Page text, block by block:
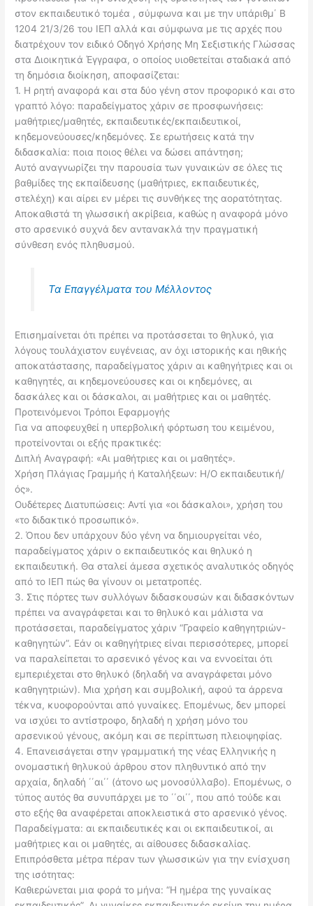
στον εκπαιδευτικό τομέα , σύμφωνα και με την υπάριθμ΄ Β
1204 21/3/26 του ΙΕΠ αλλά και σύμφωνα με τις αρχές που
διατρέχουν τον ειδικό Οδηγό Χρήσης Μη Σεξιστικής Γλώσσας
στα Διοικητικά Έγγραφα, ο οποίος υιοθετείται σταδιακά από
τη δημόσια διοίκηση, αποφασίζεται:
1. Η ρητή αναφορά και στα δύο γένη στον προφορικό και στο
γραπτό λόγο: παραδείγματος χάριν σε προσφωνήσεις:
μαθήτριες/μαθητές, εκπαιδευτικές/εκπαιδευτικοί,
κηδεμονεύουσες/κηδεμόνες. Σε ερωτήσεις κατά την
διδασκαλία: ποια ποιος θέλει να δώσει απάντηση;
Αυτό αναγνωρίζει την παρουσία των γυναικών σε όλες τις
βαθμίδες της εκπαίδευσης (μαθήτριες, εκπαιδευτικές,
στελέχη) και αίρει εν μέρει τις συνθήκες της αορατότητας.
Αποκαθιστά τη γλωσσική ακρίβεια, καθώς η αναφορά μόνο
στο αρσενικό συχνά δεν αντανακλά την πραγματική
σύνθεση ενός πληθυσμού.
Τα Επαγγέλματα του Μέλλοντος
Επισημαίνεται ότι πρέπει να προτάσσεται το θηλυκό, για
λόγους τουλάχιστον ευγένειας, αν όχι ιστορικής και ηθικής
αποκατάστασης, παραδείγματος χάριν αι καθηγήτριες και οι
καθηγητές, αι κηδεμονεύουσες και οι κηδεμόνες, αι
δασκάλες και οι δάσκαλοι, αι μαθήτριες και οι μαθητές.
Προτεινόμενοι Τρόποι Εφαρμογής
Για να αποφευχθεί η υπερβολική φόρτωση του κειμένου,
προτείνονται οι εξής πρακτικές:
Διπλή Αναγραφή: «Αι μαθήτριες και οι μαθητές».
Χρήση Πλάγιας Γραμμής ή Καταλήξεων: Η/Ο εκπαιδευτική/
ός».
Ουδέτερες Διατυπώσεις: Αντί για «οι δάσκαλοι», χρήση του
«το διδακτικό προσωπικό».
2. Όπου δεν υπάρχουν δύο γένη να δημιουργείται νέο,
παραδείγματος χάριν ο εκπαιδευτικός και θηλυκό η
εκπαιδευτική. Θα σταλεί άμεσα σχετικός αναλυτικός οδηγός
από το ΙΕΠ πώς θα γίνουν οι μετατροπές.
3. Στις πόρτες των συλλόγων διδασκουσών και διδασκόντων
πρέπει να αναγράφεται και το θηλυκό και μάλιστα να
προτάσσεται, παραδείγματος χάριν “Γραφείο καθηγητριών-
καθηγητών”. Εάν οι καθηγήτριες είναι περισσότερες, μπορεί
να παραλείπεται το αρσενικό γένος και να εννοείται ότι
εμπεριέχεται στο θηλυκό (δηλαδή να αναγράφεται μόνο
καθηγητριών). Μια χρήση και συμβολική, αφού τα άρρενα
τέκνα, κυοφορούνται από γυναίκες. Επομένως, δεν μπορεί
να ισχύει το αντίστροφο, δηλαδή η χρήση μόνο του
αρσενικού γένους, ακόμη και σε περίπτωση πλειοψηφίας.
4. Επανεισάγεται στην γραμματική της νέας Ελληνικής η
ονομαστική θηλυκού άρθρου στον πληθυντικό από την
αρχαία, δηλαδή ΄΄αι΄΄ (άτονο ως μονοσύλλαβο). Επομένως, ο
τύπος αυτός θα συνυπάρχει με το ΄΄οι΄΄, που από τούδε και
στο εξής θα αναφέρεται αποκλειστικά στο αρσενικό γένος.
Παραδείγματα: αι εκπαιδευτικές και οι εκπαιδευτικοί, αι
μαθήτριες και οι μαθητές, αι αίθουσες διδασκαλίας.
Επιπρόσθετα μέτρα πέραν των γλωσσικών για την ενίσχυση
της ισότητας:
Καθιερώνεται μια φορά το μήνα: “Η ημέρα της γυναίκας